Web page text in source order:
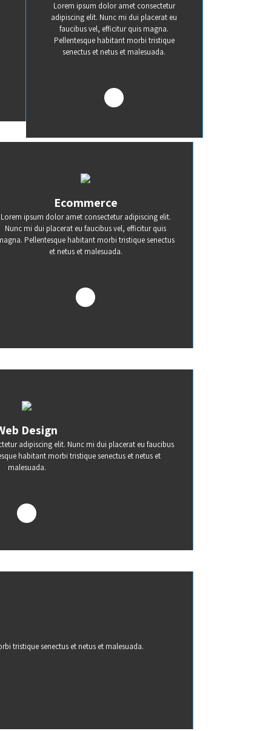
Lorem ipsum dolor amet consectetur
adipiscing elit. Nunc mi dui placerat eu
faucibus vel, efficitur quis magna.
Pellentesque habitant morbi tristique
senectus et netus et malesuada.
Ecommerce
Lorem ipsum dolor amet consectetur adipiscing elit.
Nunc mi dui placerat eu faucibus vel, efficitur quis
Pellentesque habitant morbi tristique senectus
et netus et malesuada.
Design
adipiscing elit. Nunc mi dui placerat eu faucibus
habitant morbi tristique senectus et netus et
malesuada.
tristique senectus et netus et malesuada.